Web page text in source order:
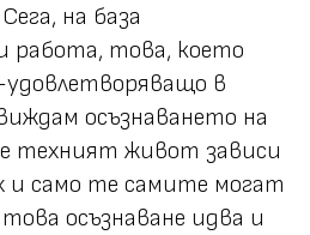
на база
работа, това, което
в
осъзнаването на
техният живот зависи
и само те самите могат
осъзнаване идва и